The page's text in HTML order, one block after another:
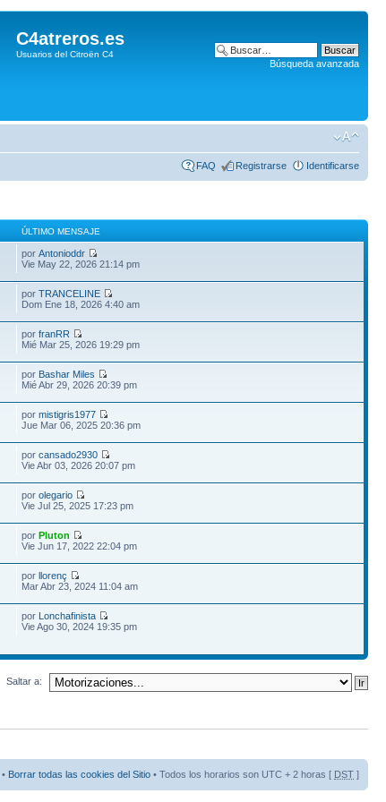
Búsqueda avanzada
C4atreros.es
Usuarios del Citroën C4
FAQ Registrarse Identificarse
ÚLTIMO MENSAJE
porAntonioddr
Vie May 22, 2026 21:14 pm
porTRANCELINE
Dom Ene 18, 2026 4:40 am
porfranRR
Mié Mar 25, 2026 19:29 pm
por Bashar Miles
Mié Abr 29, 2026 20:39 pm
pormistigris1977
Jue Mar 06, 2025 20:36 pm
porcansado2930
Vie Abr 03, 2026 20:07 pm
porolegario
Vie Jul 25, 2025 17:23 pm
porPluton
Vie Jun 17, 2022 22:04 pm
porllorenç
Mar Abr 23, 2024 11:04 am
por Lonchafinista
Vie Ago 30, 2024 19:35 pm
Saltar a:
• Borrar todas las cookies del Sitio • Todos los horarios son UTC + 2 horas [ DST ]